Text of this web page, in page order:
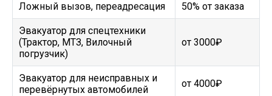
Ложный вызов, переадресация 50% от заказа
Эвакуатор для спецтехники
(Трактор, МТЗ, Вилочный
погрузчик)
от 3000₽
Эвакуатор для неисправных и
перевёрнутых автомобилей
от 4000₽